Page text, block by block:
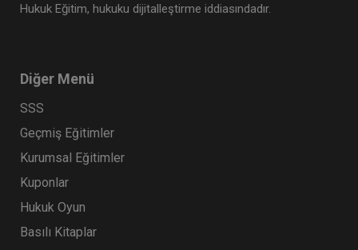
Hukuk Eğitim, hukuku dijitalleştirme iddiasındadır.
Diğer Menü
SSS
Geçmiş Eğitimler
Kurumsal Eğitimler
Kuponlar
Hukuk Oyun
Basılı Kitaplar